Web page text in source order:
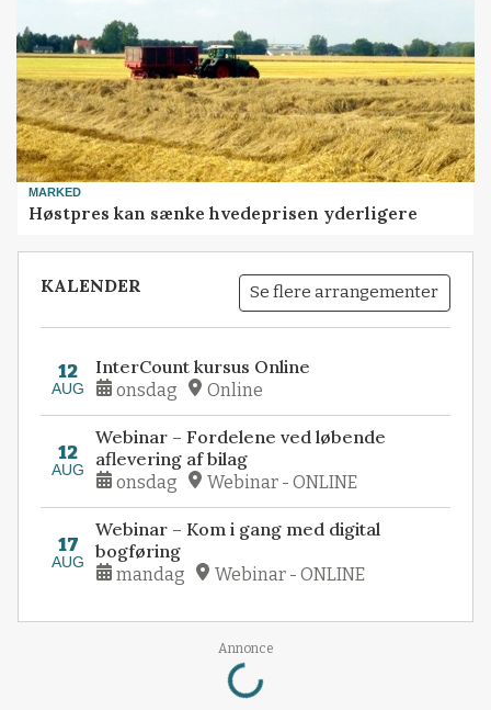
MARKED
Høstpres kan sænke hvedeprisen yderligere
KALENDER Se flere arrangementer
12
AUG
InterCount kursus Online
onsdag Online
12
AUG
Webinar – Fordelene ved løbende
aflevering af bilag
onsdag Webinar - ONLINE
17
AUG
Webinar – Kom i gang med digital
bogføring
mandag Webinar - ONLINE
Annonce
Loading...